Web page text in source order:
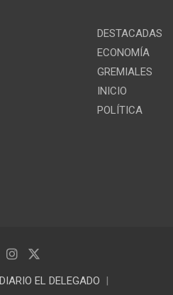
DESTACADAS
ECONOMÍA
GREMIALES
INICIO
POLÍTICA
DIARIO EL DELEGADO